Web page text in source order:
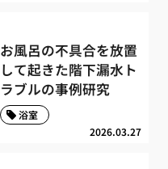
お風呂の不具合を放置
して起きた階下漏水ト
ラブルの事例研究
2026.03.27
浴室